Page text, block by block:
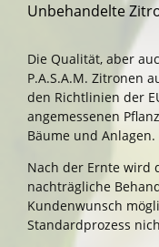
Unbehandelte
Die Qualität, aber
P.A.S.A.M. Zitronen
den Richtlinien der
angemessenen
Bäume und Anlagen.
Nach der Ernte wird
nachträgliche
Kundenwunsch
Standardprozess